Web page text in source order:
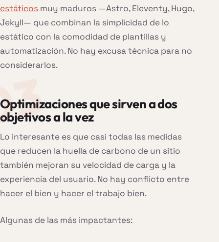
estáticos muy maduros —Astro, Eleventy, Hugo,
Jekyll— que combinan la simplicidad de lo
estático con la comodidad de plantillas y
automatización. No hay excusa técnica para no
considerarlos.
Optimizaciones que sirven a dos
objetivos a la vez
Lo interesante es que casi todas las medidas
que reducen la huella de carbono de un sitio
también mejoran su velocidad de carga y la
experiencia del usuario. No hay conflicto entre
hacer el bien y hacer el trabajo bien.
Algunas de las más impactantes: